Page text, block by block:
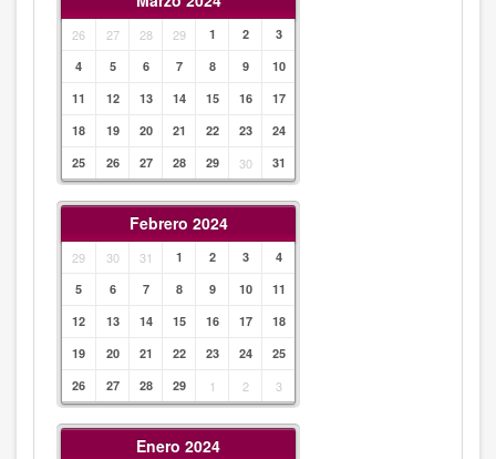
26 27 28 29 1 2
3
4
5 6 7 8 9
10
11
12 13 14 15 16
17
18
19 20 21 22 23
24
25
26 27 28 29 30 31
Febrero 2024
29 30 31 1 2 3
4
5
6 7 8 9 10
11
12
13 14 15 16 17
18
19
20 21 22 23 24
25
26
27 28 29 1 2 3
Enero 2024